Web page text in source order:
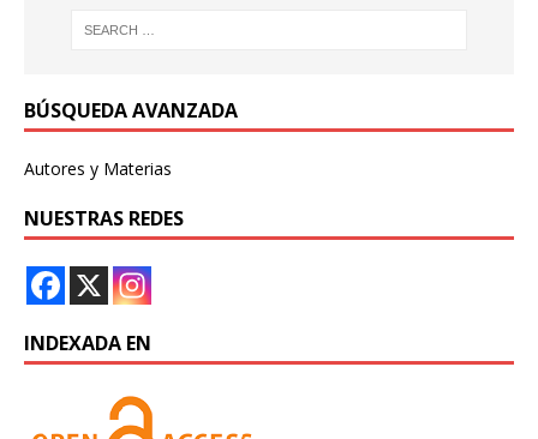
BÚSQUEDA AVANZADA
Autores y Materias
NUESTRAS REDES
INDEXADA EN